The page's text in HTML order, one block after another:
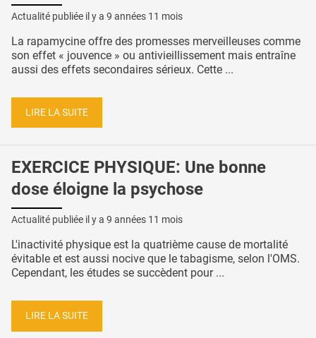
Actualité publiée il y a 9 années 11 mois
La rapamycine offre des promesses merveilleuses comme
son effet « jouvence » ou antivieillissement mais entraîne
aussi des effets secondaires sérieux. Cette ...
LIRE LA SUITE
EXERCICE PHYSIQUE: Une bonne
dose éloigne la psychose
Actualité publiée il y a 9 années 11 mois
L'inactivité physique est la quatrième cause de mortalité
évitable et est aussi nocive que le tabagisme, selon l'OMS.
Cependant, les études se succèdent pour ...
LIRE LA SUITE